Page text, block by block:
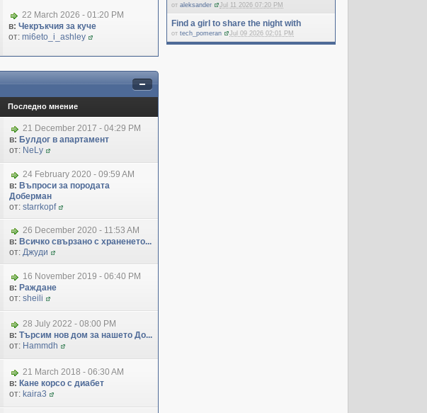
отaleksander Jul 11 2026 07:20 PM
Find a girl to share the night with
отtech_pomeran Jul 09 2026 02:01 PM
22 March 2026 - 01:20 PM
в: Чекръкчия за куче
от: mi6eto_i_ashley
Последно мнение
21 December 2017 - 04:29 PM
в: Булдог в апартамент
от: NeLy
24 February 2020 - 09:59 AM
в: Въпроси за породата
Доберман
от: starrkopf
26 December 2020 - 11:53 AM
в: Всичко свързано с храненето...
от: Джуди
16 November 2019 - 06:40 PM
в: Раждане
от: sheili
28 July 2022 - 08:00 PM
в: Търсим нов дом за нашето До...
от: Hammdh
21 March 2018 - 06:30 AM
в: Кане корсо с диабет
от: kaira3